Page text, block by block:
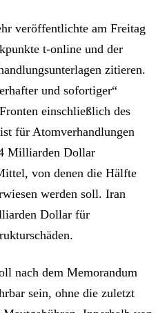
veröffentlichte am Freitag
t-online und der
zitieren.
und sofortiger“
einschließlich des
für Atomverhandlungen
Milliarden Dollar
von denen die Hälfte
werden soll. Iran
Dollar für
nach dem Memorandum
sein, ohne die zuletzt